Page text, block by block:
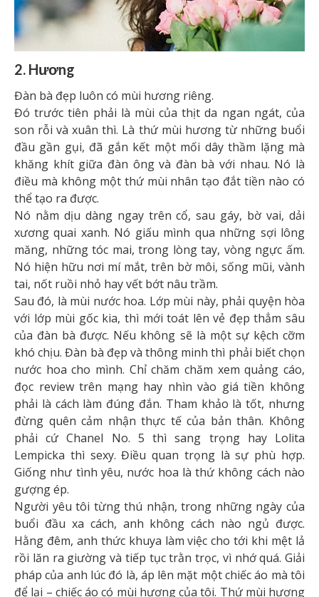
2. Hương
Đàn bà đẹp luôn có mùi hương riêng.
Đó trước tiên phải là mùi của thịt da ngan ngát, của
son rỗi và xuân thì. Là thứ mùi hương từ những buổi
đầu gần gụi, đã gắn kết một mối dây thầm lặng mà
khăng khít giữa đàn ông và đàn bà với nhau. Nó là
điều mà không một thứ mùi nhân tạo đắt tiền nào có
thể tạo ra được.
Nó nằm dịu dàng ngay trên cổ, sau gáy, bờ vai, dải
xương quai xanh. Nó giấu mình qua những sợi lông
măng, những tóc mai, trong lòng tay, vòng ngực ấm.
Nó hiện hữu nơi mí mắt, trên bờ môi, sống mũi, vành
tai, nốt ruồi nhỏ hay vết bớt nâu trầm.
Sau đó, là mùi nước hoa. Lớp mùi này, phải quyện hòa
với lớp mùi gốc kia, thì mới toát lên vẻ đẹp thẳm sâu
của đàn bà được. Nếu không sẽ là một sự kệch cỡm
khó chịu. Đàn bà đẹp và thông minh thì phải biết chọn
nước hoa cho mình. Chỉ chăm chăm xem quảng cáo,
đọc review trên mạng hay nhìn vào giá tiền không
phải là cách làm đúng đắn. Tham khảo là tốt, nhưng
đừng quên cảm nhận thực tế của bản thân. Không
phải cứ Chanel No. 5 thì sang trọng hay Lolita
Lempicka thì sexy. Điều quan trọng là sự phù hợp.
Giống như tình yêu, nước hoa là thứ không cách nào
gượng ép.
Người yêu tôi từng thú nhận, trong những ngày của
buổi đầu xa cách, anh không cách nào ngủ được.
Hằng đêm, anh thức khuya làm việc cho tới khi mệt lả
rồi lăn ra giường và tiếp tục trằn trọc, vì nhớ quá. Giải
pháp của anh lúc đó là, áp lên mặt một chiếc áo mà tôi
để lại – chiếc áo có mùi hương của tôi. Thứ mùi hương